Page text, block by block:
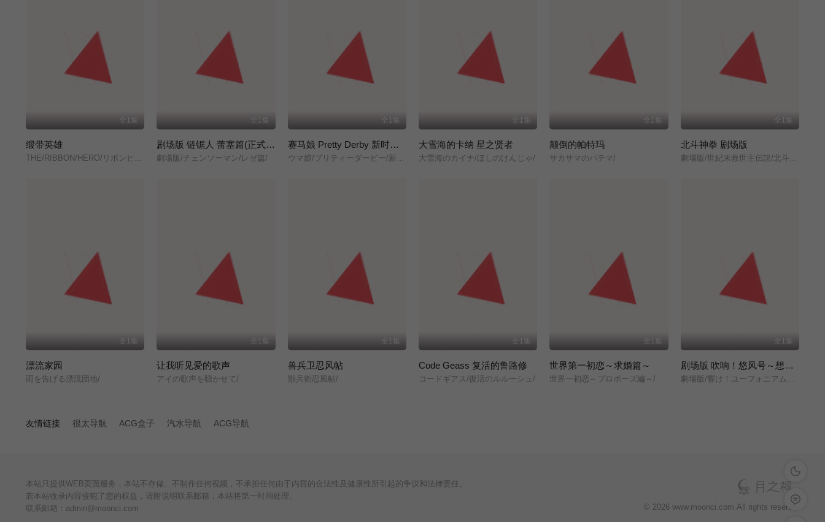
全1集
缎带英雄
全1集
剧场版 链锯人 蕾塞篇(正式版)
劇場版/チェンソーマン/レゼ篇/
全1集
赛马娘 Pretty Derby 新时代之门
全1集
大雪海的卡纳 星之贤者
大雪海のカイナ/ほしのけんじゃ/
全1集
颠倒的帕特玛
サカサマのパテマ/
全1集
北斗神拳 剧场版
全1集
漂流家园
雨を告げる漂流団地/
全1集
让我听见爱的歌声
アイの歌声を聴かせて/
全1集
兽兵卫忍风帖
獣兵衛忍風帖/
全1集
Code Geass 复活的鲁路修
コードギアス/復活のルルーシュ/
全1集
世界第一初恋～求婚篇～
世界一初恋～プロポーズ編～/
全1集
剧场版 吹响！悠风号～想要传达的旋律～
劇場版/響け！ユーフォニアム～届けたいメロディ～/
友情链接 很太导航 ACG盒子 汽水导航 ACG导航
深色模式
留言反馈
本站只提供WEB页面服务，本站不存储、不制作任何视频，不承担任何由于内容的合法性及健康性所引起的争议和法律责任。
若本站收录内容侵犯了您的权益，请附说明联系邮箱，本站将第一时间处理。
联系邮箱：admin@moonci.com
© 2026 www.moonci.com All rights reservd.